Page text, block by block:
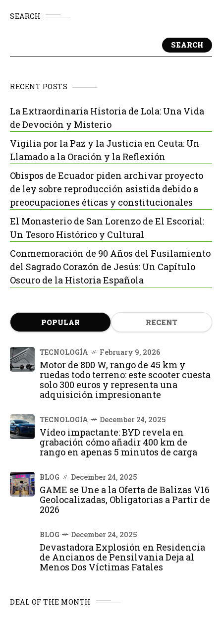
SEARCH
SEARCH
RECENT POSTS
La Extraordinaria Historia de Lola: Una Vida
de Devoción y Misterio
Vigilia por la Paz y la Justicia en Ceuta: Un
Llamado a la Oración y la Reflexión
Obispos de Ecuador piden archivar proyecto
de ley sobre reproducción asistida debido a
preocupaciones éticas y constitucionales
El Monasterio de San Lorenzo de El Escorial:
Un Tesoro Histórico y Cultural
Conmemoración de 90 Años del Fusilamiento
del Sagrado Corazón de Jesús: Un Capítulo
Oscuro de la Historia Española
POPULAR RECENT
TECNOLOGÍA February 9, 2026
Motor de 800 W, rango de 45 km y
ruedas todo terreno: este scooter cuesta
solo 300 euros y representa una
adquisición impresionante
TECNOLOGÍA December 24, 2025
Vídeo impactante: BYD revela en
grabación cómo añadir 400 km de
rango en apenas 5 minutos de carga
BLOG December 24, 2025
GAME se Une a la Oferta de Balizas V16
Geolocalizadas, Obligatorias a Partir de
2026
BLOG December 24, 2025
Devastadora Explosión en Residencia
de Ancianos de Pensilvania Deja al
Menos Dos Víctimas Fatales
DEAL OF THE MONTH